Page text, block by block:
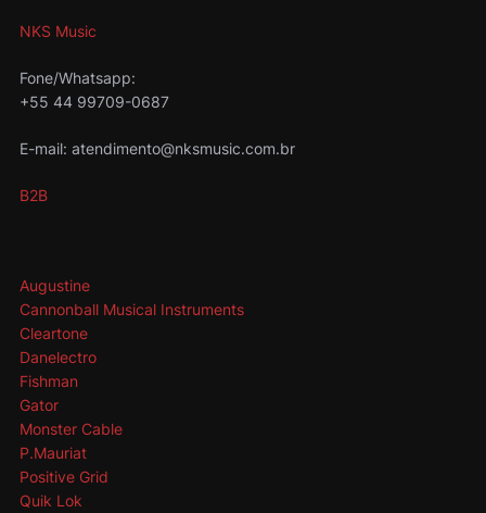
NKS Music
Fone/Whatsapp:
+55 44 99709-0687
E-mail: atendimento@nksmusic.com.br
B2B
Augustine
Cannonball Musical Instruments
Cleartone
Danelectro
Fishman
Gator
Monster Cable
P.Mauriat
Positive Grid
Quik Lok